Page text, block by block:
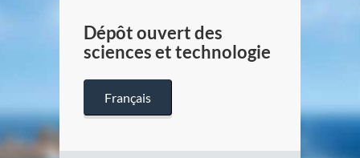
Dépôt ouvert des
sciences et technologie
Français